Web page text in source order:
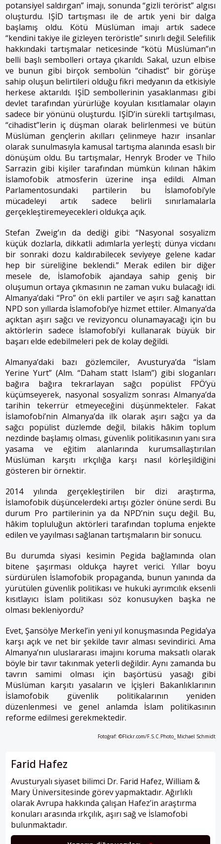
potansiyel saldırgan” imajı, sonunda “gizli terörist” algısı
oluşturdu. IŞİD tartışması ile de artık yeni bir dalga
başlamış oldu. Kötü Müslüman imajı artık sadece
“kendini takiye ile gizleyen teröristle” sınırlı değil. Selefilik
hakkındaki tartışmalar neticesinde “kötü Müslüman”ın
belli başlı sembolleri ortaya çıkarıldı. Sakal, uzun elbise
ve bunun gibi birçok sembolün “cihadist” bir görüşe
sahip oluşun belirtileri olduğu fikri medyanın da etkisiyle
herkese aktarıldı. IŞİD sembollerinin yasaklanması gibi
devlet tarafından yürürlüğe koyulan kısıtlamalar olayın
sadece bir yönünü oluşturdu. IŞİD’in sürekli tartışılması,
“cihadist”lerin iç düşman olarak belirlenmesi ve bütün
Müslüman gençlerin akılları çelinmeye hazır insanlar
olarak sunulmasıyla kamusal tartışma alanında esaslı bir
dönüşüm oldu. Bu tartışmalar, Henryk Broder ve Thilo
Sarrazin gibi kişiler tarafından mümkün kılınan hâkim
İslamofobik atmosferin üzerine inşa edildi. Alman
Parlamentosundaki partilerin bu İslamofobi’yle
mücadeleyi artık sadece belirli sınırlamalarla
gerçekleştiremeyecekleri oldukça açık.
Stefan Zweig’ın da dediği gibi: “Nasyonal sosyalizm
küçük dozlarla, dikkatli adımlarla yerleşti; dünya vicdanı
bir sonraki dozu kaldırabilecek seviyeye gelene kadar
hep bir süreliğine beklendi.” Merak edilen bir diğer
mesele de, İslamofobik ajandaya sahip geniş bir
oluşumun ortaya çıkmasının ne zaman vuku bulacağı idi.
Almanya’daki “Pro” ön ekli partiler ve aşırı sağ kanattan
NPD son yıllarda İslamofobi’ye hizmet ettiler. Almanya’da
açıktan aşırı sağcı ve revizyoncu olunamayacağı için bu
aktörlerin sadece İslamofobi’yi kullanarak büyük bir
başarı elde edebilmeleri pek de kolay değildi.
Almanya’daki bazı gözlemciler, Avusturya’da “İslam
Yerine Yurt” (Alm. “Daham statt Islam”) gibi sloganları
bağıra bağıra tekrarlayan sağcı popülist FPÖ’yü
küçümseyerek, nasyonal sosyalizm sonrası Almanya’da
tarihin tekerrür etmeyeceğini düşünmekteler. Fakat
İslamofobi’nin Almanya’da ilk olarak aşırı sağcı ya da
sağcı popülist düzlemde değil, bilakis hâkim toplum
nezdinde başlamış olması, güvenlik politikasının yanı sıra
yasama ve eğitim alanlarında kurumsallaştırılan
Müslüman karşıtı ırkçılığa karşı nasıl körleşildiğini
gösteren bir örnektir.
2014 yılında gerçekleştirilen bir dizi araştırma,
İslamofobik düşüncelerdeki artışı gözler önüne serdi. Bu
durum Pro partilerinin ya da NPD’nin suçu değil. Bu,
hâkim topluluğun aktörleri tarafından topluma enjekte
edilen ve yayılması sağlanan tartışmaların bir sonucu.
Bu durumda siyasi kesimin Pegida bağlamında olan
bitene şaşırması oldukça hayret verici. Yıllar boyu
sürdürülen İslamofobik propaganda, bunun yanında da
yürütülen güvenlik politikası ve hukuki ayrımcılık eksenli
kısıtlayıcı İslam politikası söz konusuyken başka ne
olması bekleniyordu?
Evet, Şansölye Merkel’in yeni yıl konuşmasında Pegida’ya
karşı açık ve net bir şekilde tavır alması sevindirici. Ama
Almanya’nın uluslararası imajını koruma maksatlı olarak
böyle bir tavır takınmak yeterli değildir. Aynı zamanda bu
tavrın samimi olması için başörtüsü yasağı gibi
Müslüman karşıtı yasaların ve İçişleri Bakanlıklarının
İslamofobik güvenlik politikalarının yeniden
düzenlenmesi ve genel anlamda İslam politikasının
reforme edilmesi gerekmektedir.
Fotoğraf: ©Flickr.com/F.S.C.Photo_ Michael Schmidt
Farid Hafez
Avusturyalı siyaset bilimci Dr. Farid Hafez, William &
Mary Üniversitesinde görev yapmaktadır. Ağırlıklı
olarak Avrupa hakkında çalışan Hafez’in araştırma
konuları arasında ırkçılık, aşırı sağ ve İslamofobi
bulunmaktadır.